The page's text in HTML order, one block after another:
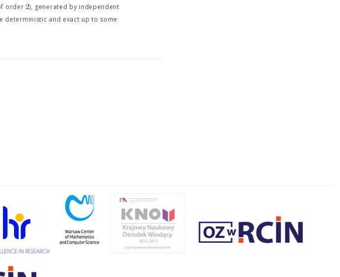
order 2), generated by independent
deterministic and exact up to some